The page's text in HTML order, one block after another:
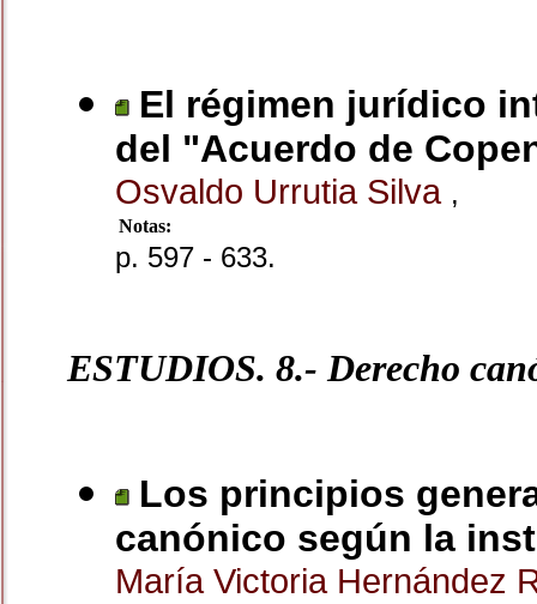
El régimen jurídico
del "Acuerdo de
Osvaldo Urrutia Silva ,
Notas:
p. 597 - 633.
ESTUDIOS. 8.- Derecho
Los principios
canónico según la
María Victoria Hernández